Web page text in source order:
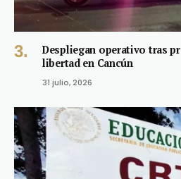
Despliegan operativo tras
libertad en Cancún
31 julio, 2026